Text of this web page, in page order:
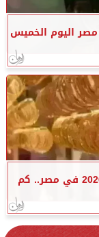
مصر اليوم الخميس
أسعار الذهب اليوم الخميس 6 أغسطس 2026 في مصر.. كم